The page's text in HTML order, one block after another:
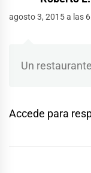
agosto 3, 2015 a las
Un
Accede para